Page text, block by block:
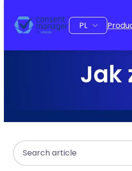
treści
Wybierz
język
Jak
Search